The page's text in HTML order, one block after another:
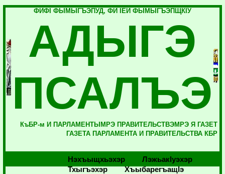
ФИФI ФЫМЫГЪЭПУД, ФИ IЕЙ ФЫМЫГЪЭПЩКIУ
АДЫГЭ
ПСАЛЪЭ
КъБР-м И ПАРЛАМЕНТЫМРЭ ПРАВИТЕЛЬСТВЭМРЭ Я ГАЗЕТ
ГАЗЕТА ПАРЛАМЕНТА И ПРАВИТЕЛЬСТВА КБР
Нэхъыщхьэхэр
Лэжьакlуэхэр
Тхыгъэхэр
Хъыбарегъащlэ